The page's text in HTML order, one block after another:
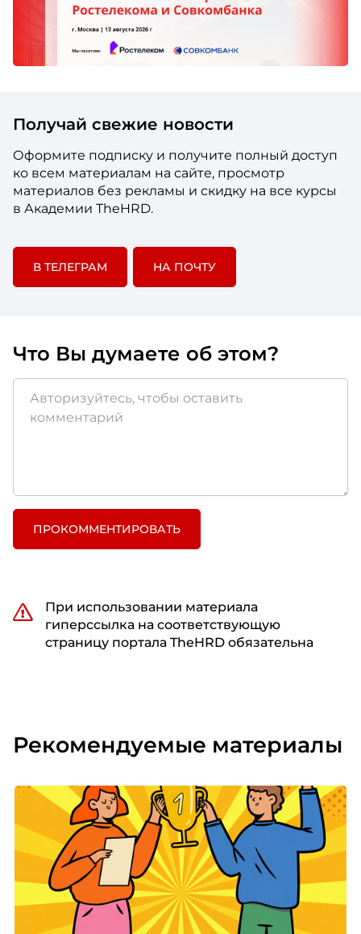
Получай свежие новости
Оформите подписку и получите полный доступ
ко всем материалам на сайте, просмотр
материалов без рекламы и скидку на все курсы
в Академии TheHRD.
В ТЕЛЕГРАМ НА ПОЧТУ
Что Вы думаете об этом?
ПРОКОММЕНТИРОВАТЬ
При использовании материала
гиперссылка на соответствующую
страницу портала TheHRD обязательна
Рекомендуемые материалы